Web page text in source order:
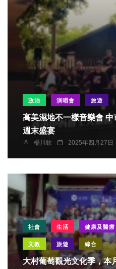
政治 演唱會 旅遊
高美濕地不一樣音樂會 中市觀旅局邀您5月3日共度
週末盛宴
楊川欽 2025年四月27日
社會 生活 健康及醫療
文教 旅遊 綜合
大村葡萄觀光文化季，本